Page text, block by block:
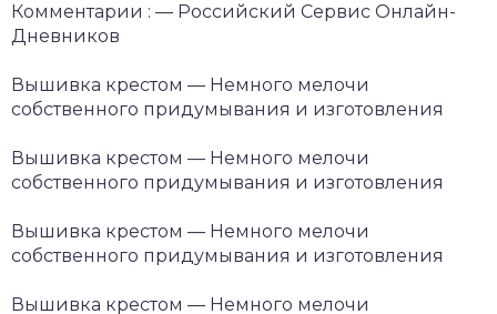
Комментарии : — Российский Сервис Онлайн-
Дневников
Вышивка крестом — Немного мелочи
собственного придумывания и изготовления
Вышивка крестом — Немного мелочи
собственного придумывания и изготовления
Вышивка крестом — Немного мелочи
собственного придумывания и изготовления
Вышивка крестом — Немного мелочи